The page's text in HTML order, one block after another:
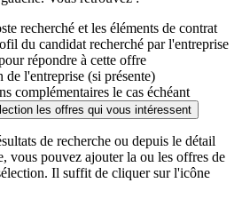
recherché et les éléments de contrat
du candidat recherché par l'entreprise
répondre à cette offre
de l'entreprise (si présente)
complémentaires le cas échéant
les offres qui vous intéressent
de recherche ou depuis le détail
vous pouvez ajouter la ou les offres de
Il suffit de cliquer sur l'icône